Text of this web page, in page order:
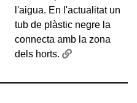
dels horts.